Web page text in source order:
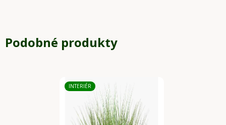
Podobné produkty
INTERIÉR